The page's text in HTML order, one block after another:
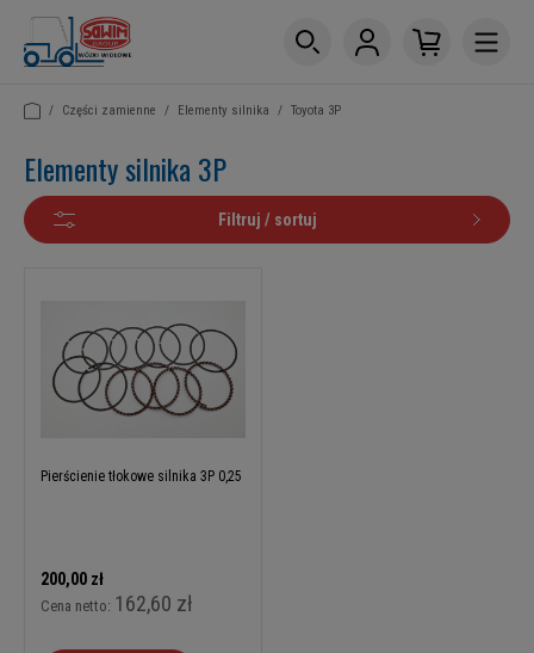
/ Części zamienne / Elementy silnika / Toyota 3P
Elementy silnika 3P
Filtruj / sortuj
Pierścienie tłokowe silnika 3P 0,25
200,00 zł
Cena netto: 162,60 zł